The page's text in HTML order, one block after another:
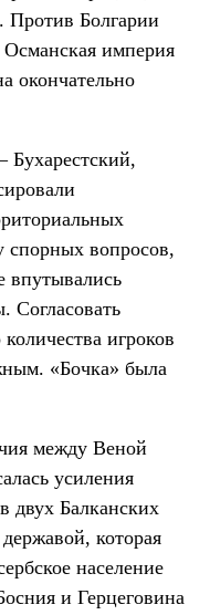
Против Болгарии
империя
окончательно
спорных вопросов,
впутывались
Согласовать
игроков
«Бочка» была
между Веной
усиления
двух Балканских
которая
население
и Герцеговина